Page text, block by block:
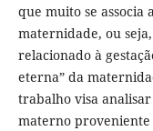
que muito se associa
maternidade, ou
relacionado à
eterna” da
trabalho visa
materno